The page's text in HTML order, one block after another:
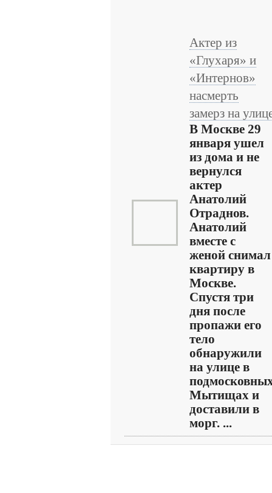
Актер из
«Глухаря» и
«Интернов»
насмерть
замерз на
В Москве 29
января ушел
из дома и не
вернулся
актер
Анатолий
Отраднов.
Анатолий
вместе с
женой снимал
квартиру в
Москве.
Спустя три
дня после
пропажи его
тело
обнаружили
на улице в
Мытищах и
доставили в
морг. ...